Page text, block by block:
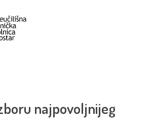
najpovoljnijeg